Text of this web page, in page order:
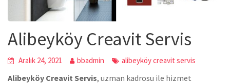
Alibeyköy Creavit Servis
Aralık 24, 2021 bbadmin alibeyköy creavit servis
Alibeyköy Creavit Servis, uzman kadrosu ile hizmet